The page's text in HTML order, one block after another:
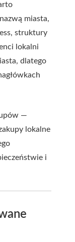
miasta,
struktury
lokalni
dlatego
—
lokalne
i